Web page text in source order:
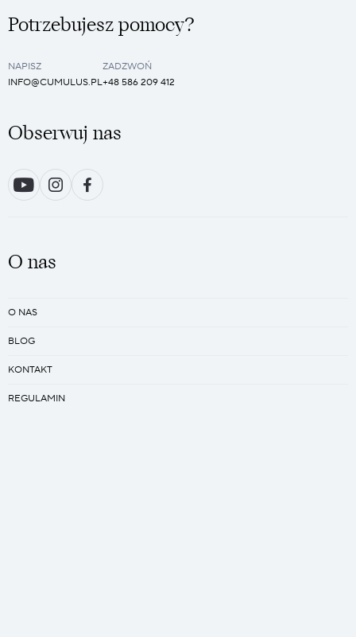
Potrzebujesz pomocy?
NAPISZ
INFO@CUMULUS.PL
ZADZWOŃ
+48 586 209 412
Obserwuj nas
O nas
O NAS
BLOG
KONTAKT
REGULAMIN